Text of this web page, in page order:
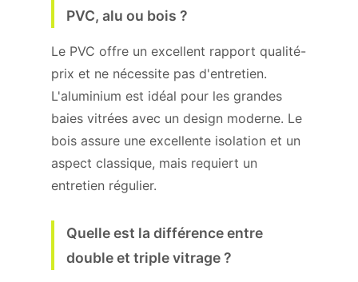
PVC, alu ou bois ?
Le PVC offre un excellent rapport qualité-
prix et ne nécessite pas d'entretien.
L'aluminium est idéal pour les grandes
baies vitrées avec un design moderne. Le
bois assure une excellente isolation et un
aspect classique, mais requiert un
entretien régulier.
Quelle est la différence entre
double et triple vitrage ?